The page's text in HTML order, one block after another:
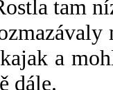
tam
a
dále.